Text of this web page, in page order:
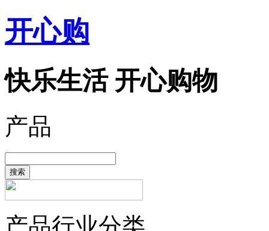
开心购
快乐生活 开心购物
产品
搜索
产品行业分类